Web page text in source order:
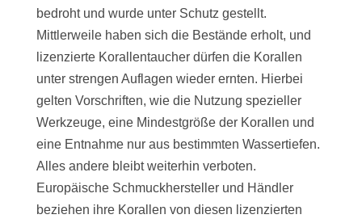
bedroht und wurde unter Schutz gestellt.
Mittlerweile haben sich die Bestände erholt, und
lizenzierte Korallentaucher dürfen die Korallen
unter strengen Auflagen wieder ernten. Hierbei
gelten Vorschriften, wie die Nutzung spezieller
Werkzeuge, eine Mindestgröße der Korallen und
eine Entnahme nur aus bestimmten Wassertiefen.
Alles andere bleibt weiterhin verboten.
Europäische Schmuckhersteller und Händler
beziehen ihre Korallen von diesen lizenzierten